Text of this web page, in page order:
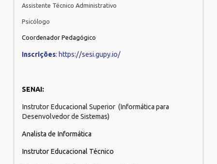
Assistente Técnico Administrativo
Psicólogo
Coordenador Pedagógico
Inscrições: https://sesi.gupy.io/
SENAI:
Instrutor Educacional Superior (Informática para
Desenvolvedor de Sistemas)
Analista de Informática
Instrutor Educacional Técnico